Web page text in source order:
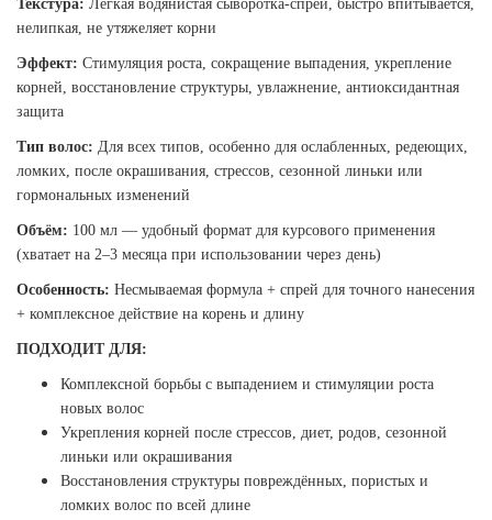
Текстура: Лёгкая водянистая сыворотка-спрей, быстро впитывается,
нелипкая, не утяжеляет корни
Эффект: Стимуляция роста, сокращение выпадения, укрепление
корней, восстановление структуры, увлажнение, антиоксидантная
защита
Тип волос: Для всех типов, особенно для ослабленных, редеющих,
ломких, после окрашивания, стрессов, сезонной линьки или
гормональных изменений
Объём: 100 мл — удобный формат для курсового применения
(хватает на 2–3 месяца при использовании через день)
Особенность: Несмываемая формула + спрей для точного нанесения
+ комплексное действие на корень и длину
ПОДХОДИТ ДЛЯ:
Комплексной борьбы с выпадением и стимуляции роста
новых волос
Укрепления корней после стрессов, диет, родов, сезонной
линьки или окрашивания
Восстановления структуры повреждённых, пористых и
ломких волос по всей длине